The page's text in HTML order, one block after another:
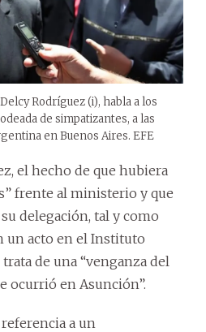
Rodríguez (i), habla a los
de simpatizantes, a las
en Buenos Aires. EFE
el hecho de que hubiera
frente al ministerio y que
delegación, tal y como
un acto en el Instituto
de una “venganza del
ocurrió en Asunción”.
a un